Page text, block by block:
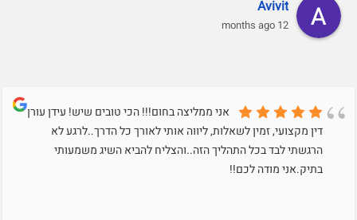
Avivit
12 months ago
אני ממליצה בחום!!! הכי טובים שיש! עידן עורך
דין מקצועי, זמין לשאלות, ליווה אותי לאורך כל הדרך..לרגע לא
הרגשתי לבד בכל התהליך הזה..והצליח להביא השיג משמעותי
בתיק.אני מודה לכם!!